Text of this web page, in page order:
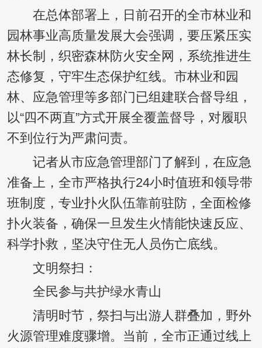
在总体部署上，日前召开的全市林业和
园林事业高质量发展大会强调，要压紧压实
林长制，织密森林防火安全网，系统推进生
态修复，守牢生态保护红线。市林业和园
林、应急管理等多部门已组建联合督导组，
以“四不两直”方式开展全覆盖督导，对履职
不到位行为严肃问责。
记者从市应急管理部门了解到，在应急
准备上，全市严格执行24小时值班和领导带
班制度，专业扑火队伍靠前驻防，全面检修
扑火装备，确保一旦发生火情能快速反应、
科学扑救，坚决守住无人员伤亡底线。
文明祭扫：
全民参与共护绿水青山
清明时节，祭扫与出游人群叠加，野外
火源管理难度骤增。当前，全市正通过线上